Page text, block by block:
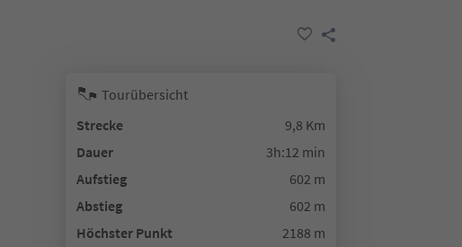
Tourübersicht
Strecke
9,8 Km
Dauer
3h:12 min
Aufstieg
602 m
Abstieg
602 m
Höchster Punkt
2188 m